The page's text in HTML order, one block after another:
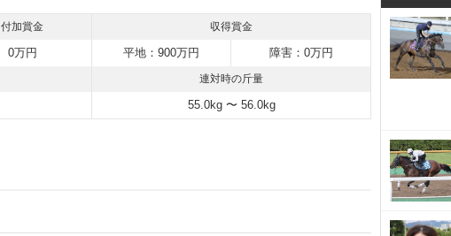
付加賞金 収得賞金
0万円 平地：900万円 障害：0万円
連対時の斤量
55.0kg 〜 56.0kg